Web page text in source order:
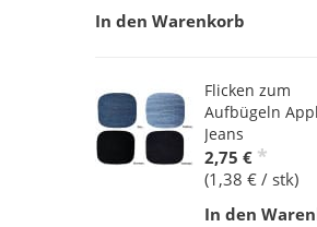
In den Warenkorb
Flicken zum
Aufbügeln
Jeans
2,75 € *
(1,38 € / stk)
In den